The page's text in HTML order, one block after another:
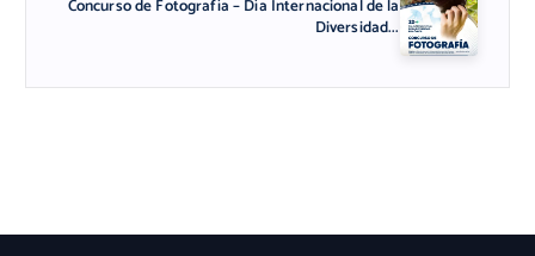
Concurso de Fotografía – Día Internacional de la
Diversidad...